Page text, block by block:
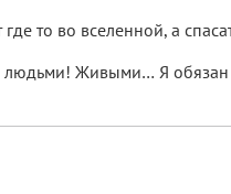
то во вселенной, а
Живыми… Я обязан